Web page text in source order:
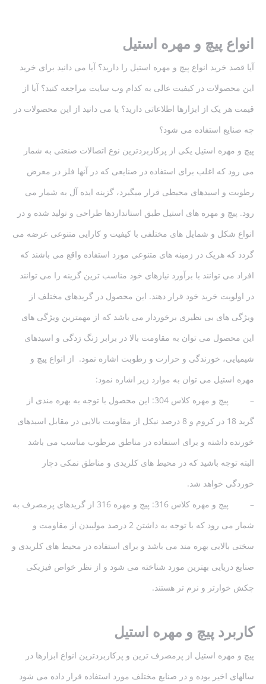
انواع پیچ و مهره استیل
آیا قصد خرید انواع پیچ و مهره استیل را دارید؟ آیا می دانید برای خرید
این محصولات در کیفیت عالی به کدام وب سایت مراجعه کنید؟ آیا از
قیمت هر یک از ابزارها اطلاعاتی دارید؟ یا می دانید از این محصولات در
چه صنایع استفاده می شود؟
پیچ و مهره استیل یکی از پرکاربردترین نوع اتصالات صنعتی به شمار
می رود که اغلب برای استفاده در صنایعی که در آنها فلز در معرض
رطوبت و اسیدهای محیطی قرار میگیرد، گزینه ایده آل به شمار می
رود. پیچ و مهره های استیل طبق استانداردها طراحی و تولید شده و در
انواع شکل و شمایل های مختلفی با کیفیت و کارایی متنوعی عرضه می
گردد که هریک در زمینه های متنوعی مورد استفاده واقع می باشند که
افراد می توانند با برآورد نیازهای خود مناسب ترین گزینه را می توانند
در اولویت خرید خود قرار دهند. این محصول در گریدهای مختلف از
ویژگی های بی نظیری برخوردار می باشد که از مهمترین ویژگی های
این محصول می توان به مقاومت بالا در برابر زنگ زدگی و اسیدهای
شیمیایی، خورندگی و حرارت و رطوبت اشاره نمود. از انواع پیچ و
مهره استیل می توان به موارد زیر اشاره نمود:
– پیچ و مهره کلاس 304: این محصول با توجه به بهره مندی از
گرید 18 در کروم و 8 درصد نیکل از مقاومت بالایی در مقابل اسیدهای
خورنده داشته و برای استفاده در مناطق مرطوب مناسب می باشد
البته توجه باشید که در محیط های کلریدی و مناطق نمکی دچار
خوردگی خواهد شد.
– پیچ و مهره کلاس 316: پیچ و مهره 316 از گریدهای پرمصرف به
شمار می رود که با توجه به داشتن 2 درصد مولیبدن از مقاومت و
سختی بالایی بهره مند می باشد و برای استفاده در محیط های کلریدی و
صنایع دریایی بهترین مورد شناخته می شود و از نظر خواص فیزیکی
چکش خوارتر و نرم تر هستند.
کاربرد پیچ و مهره استیل
پیچ و مهره استیل از پرمصرف ترین و پرکاربردترین انواع ابزارها در
سالهای اخیر بوده و در صنایع مختلف مورد استفاده قرار داده می شود